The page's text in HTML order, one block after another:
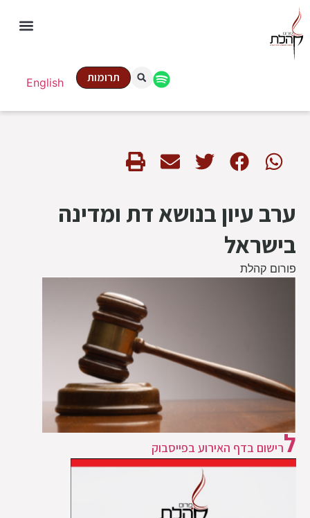
English תרומות
ערב עיון בנושא דת ומדינה
בישראל
פורום קהלת
לרישום בדף האירוע בפייסבוק